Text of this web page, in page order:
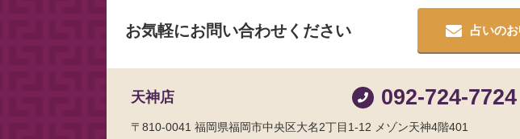
お気軽にお問い合わせください 占いの
天神店 092-724-7724
〒810-0041 福岡県福岡市中央区大名2丁目1-12 メゾン天神4階401